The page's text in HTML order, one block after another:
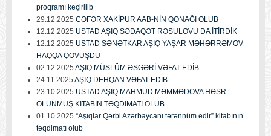
proqramı keçirilib
29.12.2025 CƏFƏR XAKİPUR AAB-NİN QONAĞI OLUB
12.12.2025 USTAD AŞIQ SƏDAQƏT RƏSULOVU DA İTİRDİK
12.12.2025 USTAD SƏNƏTKAR AŞIQ YAŞAR MƏHƏRRƏMOV
HAQQA QOVUŞDU
02.12.2025 AŞIQ MÜSLÜM ƏSGƏRİ VƏFAT EDİB
24.11.2025 AŞIQ DEHQAN VƏFAT EDİB
23.10.2025 USTAD AŞIQ MAHMUD MƏMMƏDOVA HƏSR
OLUNMUŞ KİTABIN TƏQDİMATI OLUB
01.10.2025 “Aşıqlar Qərbi Azərbaycanı tərənnüm edir” kitabının
təqdimatı olub